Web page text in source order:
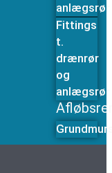
anlægsrør
Fittings
t.
drænrør
og
anlægsrør